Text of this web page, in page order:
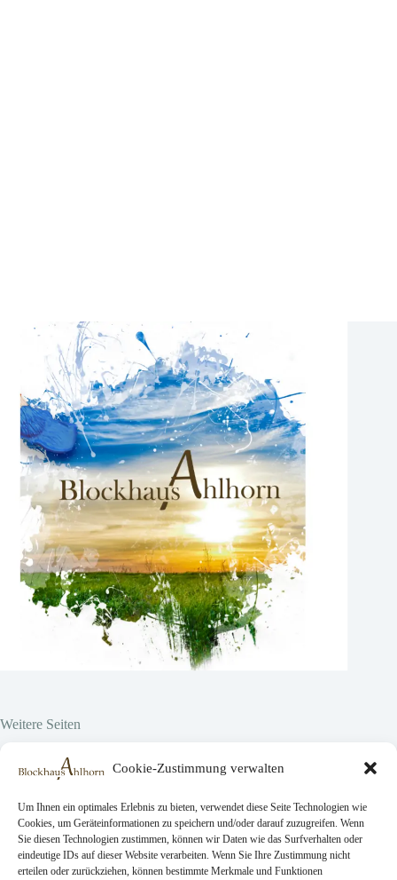
Cookie-Zustimmung verwalten
Um Ihnen ein optimales Erlebnis zu bieten, verwendet diese Seite Technologien wie
Cookies, um Geräteinformationen zu speichern und/oder darauf zuzugreifen. Wenn
Sie diesen Technologien zustimmen, können wir Daten wie das Surfverhalten oder
eindeutige IDs auf dieser Website verarbeiten. Wenn Sie Ihre Zustimmung nicht
erteilen oder zurückziehen, können bestimmte Merkmale und Funktionen
Weitere Seiten
Projekte
Über uns
Jobs
Rechtliche Seiten